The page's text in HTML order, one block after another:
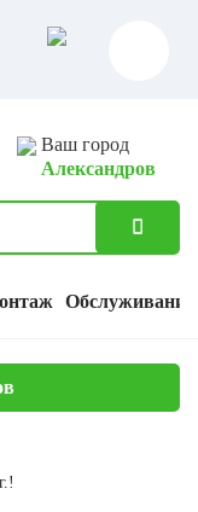
Ваш город
Александров
Обслуживание